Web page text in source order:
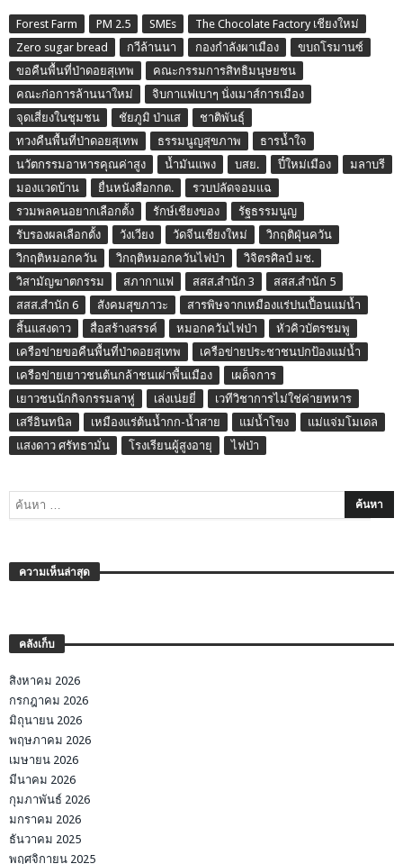
Forest Farm PM 2.5 SMEs
The Chocolate Factory เชียงใหม่
Zero sugar bread
กวีล้านนา กองกำลังผาเมือง
ขบถโรมานซ์
ขอคืนพื้นที่ป่าดอยสุเทพ
คณะกรรมการสิทธิมนุษยชน
คณะก่อการล้านนาใหม่
จิบกาแฟเบาๆ นั่งเมาส์การเมือง
จุดเสี่ยงในชุมชน
ชัยภูมิ ป่าแส
ชาติพันธุ์
ทวงคืนพื้นที่ป่าดอยสุเทพ
ธรรมนูญสุขภาพ
ธารน้ำใจ
นวัตกรรมอาหารคุณค่าสูง
น้ำมันแพง บสย. ปี๋ใหม่เมือง
มลาบรี
มองแวดบ้าน
ยื่นหนังสือกกต.
รวบปลัดจอมแฉ
รวมพลคนอยากเลือกตั้ง
รักษ์เชียงของ
รัฐธรรมนูญ
รับรองผลเลือกตั้ง
วังเวียง วัดจีนเชียงใหม่
วิกฤติฝุ่นควัน
วิกฤติหมอกควัน
วิกฤติหมอกควันไฟป่า
วิจิตรศิลป์ มช.
วิสามัญฆาตกรรม
สภากาแฟ สสส.สำนัก 3
สสส.สำนัก 5
สสส.สำนัก 6
สังคมสุขภาวะ
สารพิษจากเหมืองแร่ปนเปื้อนแม่น้ำ
สิ้นแสงดาว
สื่อสร้างสรรค์ หมอกควันไฟป่า
หัวคิวบัตรชมพู
เครือข่ายขอคืนพื้นที่ป่าดอยสุเทพ
เครือข่ายประชาชนปกป้องแม่น้ำ
เครือข่ายเยาวชนต้นกล้าชนเผ่าพื้นเมือง
เผด็จการ
เยาวชนนักกิจกรรมลาหู่
เล่งเน่ยยี่
เวทีวิชาการไม่ใช่ค่ายทหาร
เสรีอินทนิล
เหมืองแร่ต้นน้ำกก-น้ำสาย แม่น้ำโขง
แม่แจ่มโมเดล
แสงดาว ศรัทธามั่น
โรงเรียนผู้สูงอายุ ไฟป่า
ความเห็นล่าสุด
คลังเก็บ
สิงหาคม 2026
กรกฎาคม 2026
มิถุนายน 2026
พฤษภาคม 2026
เมษายน 2026
มีนาคม 2026
กุมภาพันธ์ 2026
มกราคม 2026
ธันวาคม 2025
พฤศจิกายน 2025